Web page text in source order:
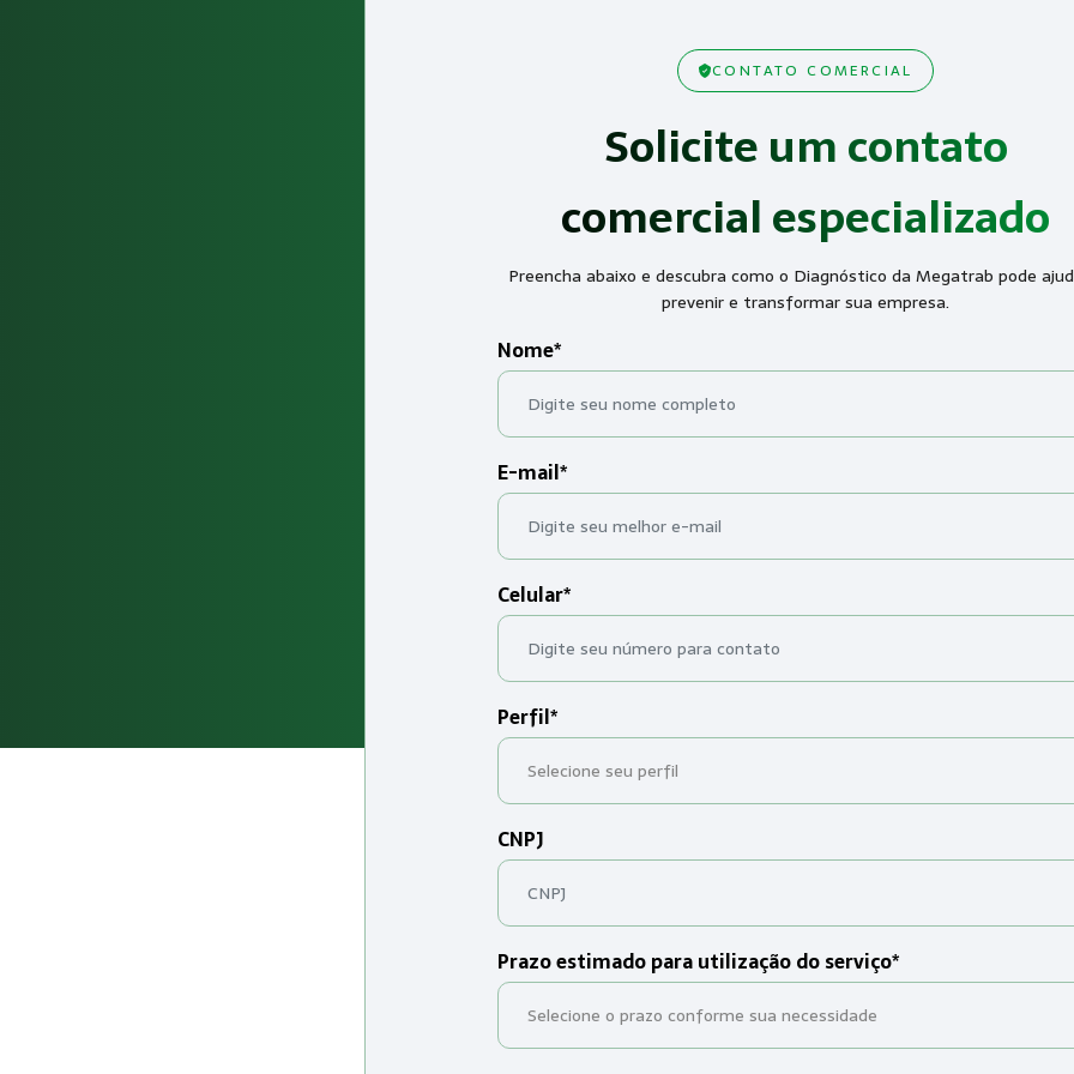
CONTATO COMERCIAL
Solicite um contato
comercial especializado
Preencha abaixo e descubra como o Diagnóstico da Megatrab pode
prevenir e transformar sua empresa.
Nome*
E-mail*
Celular*
Perfil*
CNPJ
Prazo estimado para utilização do serviço*